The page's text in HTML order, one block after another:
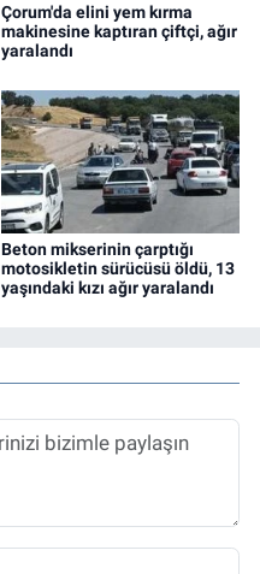
Çorum'da elini yem kırma
makinesine kaptıran çiftçi, ağır
yaralandı
Beton mikserinin çarptığı
motosikletin sürücüsü öldü, 13
yaşındaki kızı ağır yaralandı